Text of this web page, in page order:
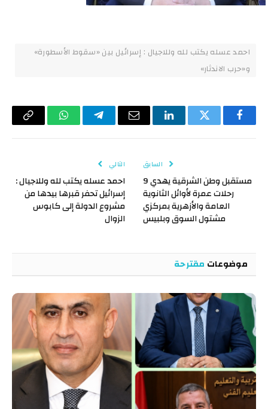
احمد عسله يكتب لله وللاجيال : إسرائيل بين «سقوط الأسطورة»
و«حرب الاندثار»
فيسبوكتويتر لينكدإن البريد
تيلقرام واتسابCopy
السابق
مستقبل وطن الشرقية يهدي 9
رحلات عمرة لأوائل الثانوية
العامة والأزهرية بمركزي
مشتول السوق وبلبيس
التالي
احمد عسله يكتب لله وللاجيال :
إسرائيل تحفر قبرها بيدها من
مشروع الدولة إلى كابوس
الزوال
موضوعات مقترحة